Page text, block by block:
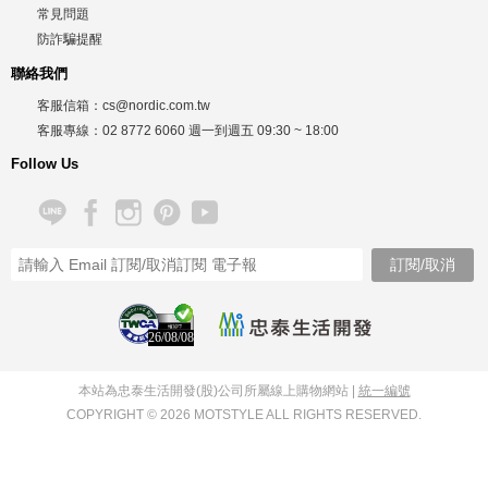
常見問題
防詐騙提醒
聯絡我們
客服信箱： cs@nordic.com.tw
客服專線： 02 8772 6060 週一到週五 09:30 ~ 18:00
Follow Us
26/08/08
本站為忠泰生活開發(股)公司所屬線上購物網站 | 統一編號
COPYRIGHT © 2026 MOTSTYLE ALL RIGHTS RESERVED.